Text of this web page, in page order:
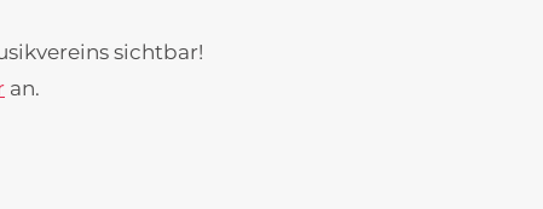
sichtbar!
an.